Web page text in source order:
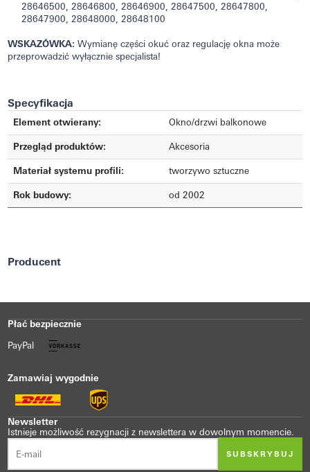
28646500, 28646800, 28646900, 28647500, 28647800,
28647900, 28648000, 28648100
WSKAZÓWKA: Wymianę części okuć oraz regulację okna może
przeprowadzić wyłącznie specjalista!
Specyfikacja
Element otwierany: Okno/drzwi balkonowe
Przegląd produktów: Akcesoria
Materiał systemu profili: tworzywo sztuczne
Rok budowy: od 2002
Producent
Płać bezpiecznie
PayPal
Zamawiaj wygodnie
Newsletter
Istnieje możliwość rezygnacji z newslettera w dowolnym momencie.
SUBSKRYBUJ